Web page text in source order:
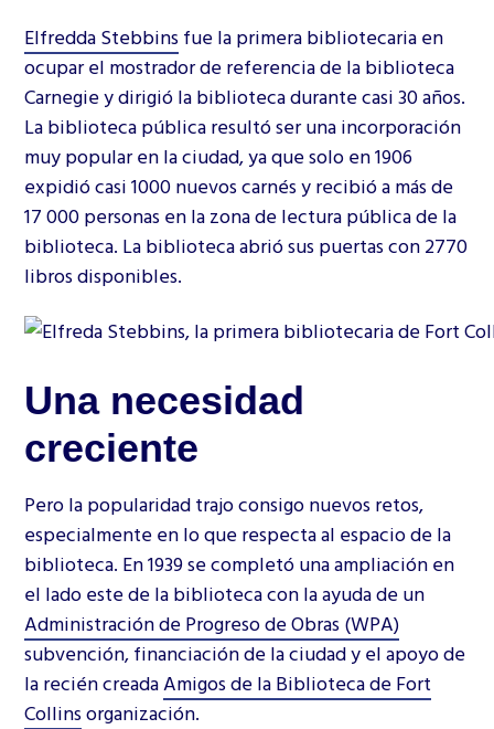
Elfredda Stebbinsfue la primera bibliotecaria en
ocupar el mostrador de referencia de la biblioteca
Carnegie y dirigió la biblioteca durante casi 30 años.
La biblioteca pública resultó ser una incorporación
muy popular en la ciudad, ya que solo en 1906
expidió casi 1000 nuevos carnés y recibió a más de
17 000 personas en la zona de lectura pública de la
biblioteca. La biblioteca abrió sus puertas con 2770
libros disponibles.
Una necesidad
creciente
Pero la popularidad trajo consigo nuevos retos,
especialmente en lo que respecta al espacio de la
biblioteca. En 1939 se completó una ampliación en
el lado este de la biblioteca con la ayuda de un
Administración de Progreso de Obras (WPA)
subvención, financiación de la ciudad y el apoyo de
la recién creadaAmigos de la Biblioteca de Fort
Collinsorganización.